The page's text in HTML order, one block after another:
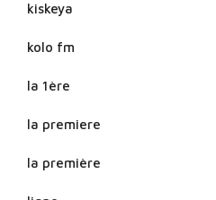
kiskeya
kolo fm
la 1ère
la premiere
la première